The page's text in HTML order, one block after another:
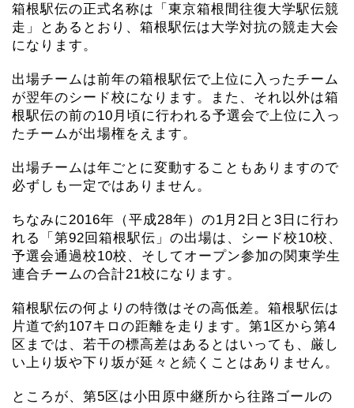
箱根駅伝の正式名称は「東京箱根間往復大学駅伝競
走」とあるとおり、箱根駅伝は大学対抗の競走大会
になります。
出場チームは前年の箱根駅伝で上位に入ったチーム
が翌年のシード校になります。また、それ以外は箱
根駅伝の前の10月頃に行われる予選会で上位に入っ
たチームが出場権をえます。
出場チームは年ごとに変動することもありますので
必ずしも一定ではありません。
ちなみに2016年（平成28年）の1月2日と3日に行わ
れる「第92回箱根駅伝」の出場は、シード校10校、
予選会通過校10校、そしてオープン参加の関東学生
連合チームの合計21校になります。
箱根駅伝の何よりの特徴はその高低差。箱根駅伝は
片道で約107キロの距離を走ります。第1区から第4
区までは、若干の標高差はあるとはいっても、厳し
い上り坂や下り坂が延々と続くことはありません。
ところが、第5区は小田原中継所から往路ゴールの